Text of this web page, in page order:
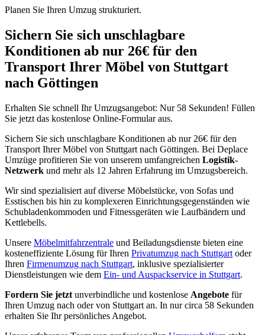
Planen Sie Ihren Umzug strukturiert.
Sichern Sie sich unschlagbare
Konditionen ab nur 26€ für den
Transport Ihrer Möbel von Stuttgart
nach Göttingen
Erhalten Sie schnell Ihr Umzugsangebot: Nur 58 Sekunden! Füllen
Sie jetzt das kostenlose Online-Formular aus.
Sichern Sie sich unschlagbare Konditionen ab nur 26€ für den
Transport Ihrer Möbel von Stuttgart nach Göttingen. Bei Deplace
Umzüge profitieren Sie von unserem umfangreichen Logistik-
Netzwerk und mehr als 12 Jahren Erfahrung im Umzugsbereich.
Wir sind spezialisiert auf diverse Möbelstücke, von Sofas und
Esstischen bis hin zu komplexeren Einrichtungsgegenständen wie
Schubladenkommoden und Fitnessgeräten wie Laufbändern und
Kettlebells.
Unsere Möbelmitfahrzentrale und Beiladungsdienste bieten eine
kosteneffiziente Lösung für Ihren Privatumzug nach Stuttgart oder
Ihren Firmenumzug nach Stuttgart, inklusive spezialisierter
Dienstleistungen wie dem Ein- und Auspackservice in Stuttgart.
Fordern Sie jetzt unverbindliche und kostenlose Angebote für
Ihren Umzug nach oder von Stuttgart an. In nur circa 58 Sekunden
erhalten Sie Ihr persönliches Angebot.